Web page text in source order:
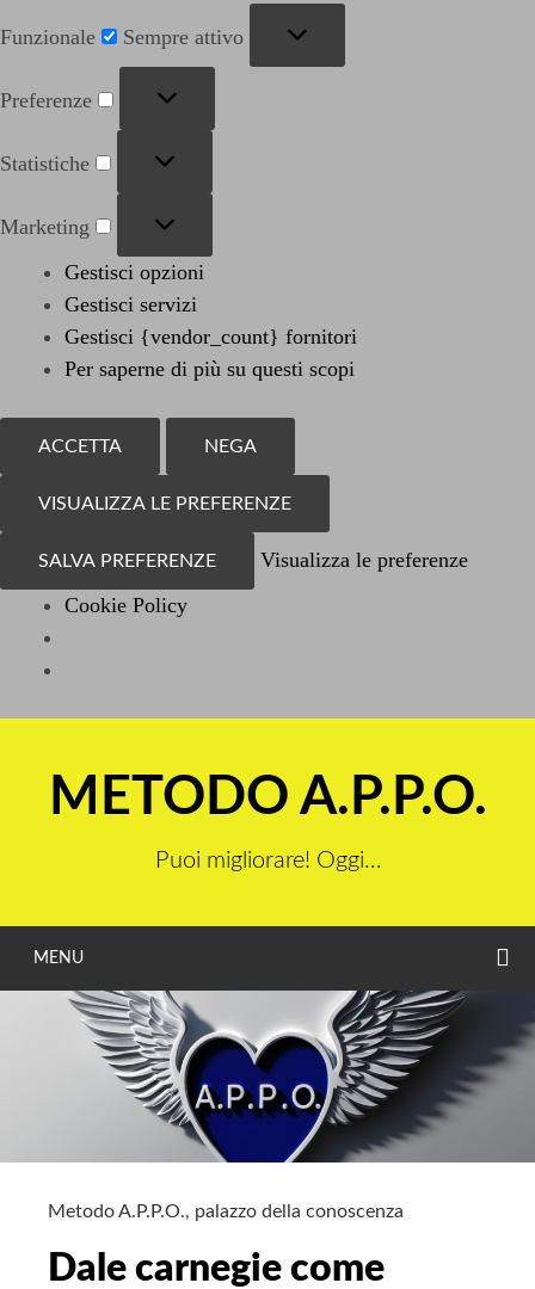
Funzionale
Sempre attivo
Preferenze
Statistiche
Marketing
Gestisci opzioni
Gestisci servizi
Gestisci {vendor_count} fornitori
Per saperne di più su questi scopi
ACCETTA NEGA
VISUALIZZA LE PREFERENZE
SALVA PREFERENZE
Visualizza le preferenze
Cookie Policy
contenutoMETODO A.P.P.O.
Puoi migliorare! Oggi…
MENU
Metodo A.P.P.O., palazzo della conoscenza
Dale carnegie come